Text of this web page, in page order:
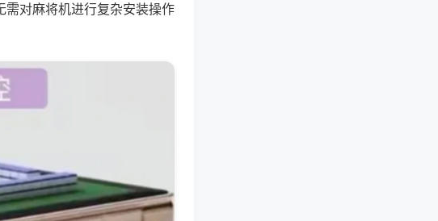
需对麻将机进行复杂安装操作